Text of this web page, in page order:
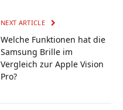
NEXT ARTICLE
Welche Funktionen hat die
Samsung Brille im
Vergleich zur Apple Vision
Pro?